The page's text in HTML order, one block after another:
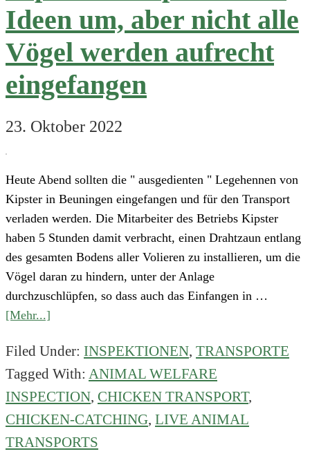
Ideen um, aber nicht alle
Vögel werden aufrecht
eingefangen
23. Oktober 2022
Heute Abend sollten die " ausgedienten " Legehennen von
Kipster in Beuningen eingefangen und für den Transport
verladen werden. Die Mitarbeiter des Betriebs Kipster
haben 5 Stunden damit verbracht, einen Drahtzaun entlang
des gesamten Bodens aller Volieren zu installieren, um die
Vögel daran zu hindern, unter der Anlage
durchzuschlüpfen, so dass auch das Einfangen in …
[Mehr...]
setzt
praktische
Ideen
um,
aber
nicht
Filed Under: INSPEKTIONEN, TRANSPORTE
Tagged With: ANIMAL WELFARE
INSPECTION, CHICKEN TRANSPORT,
CHICKEN-CATCHING, LIVE ANIMAL
TRANSPORTS